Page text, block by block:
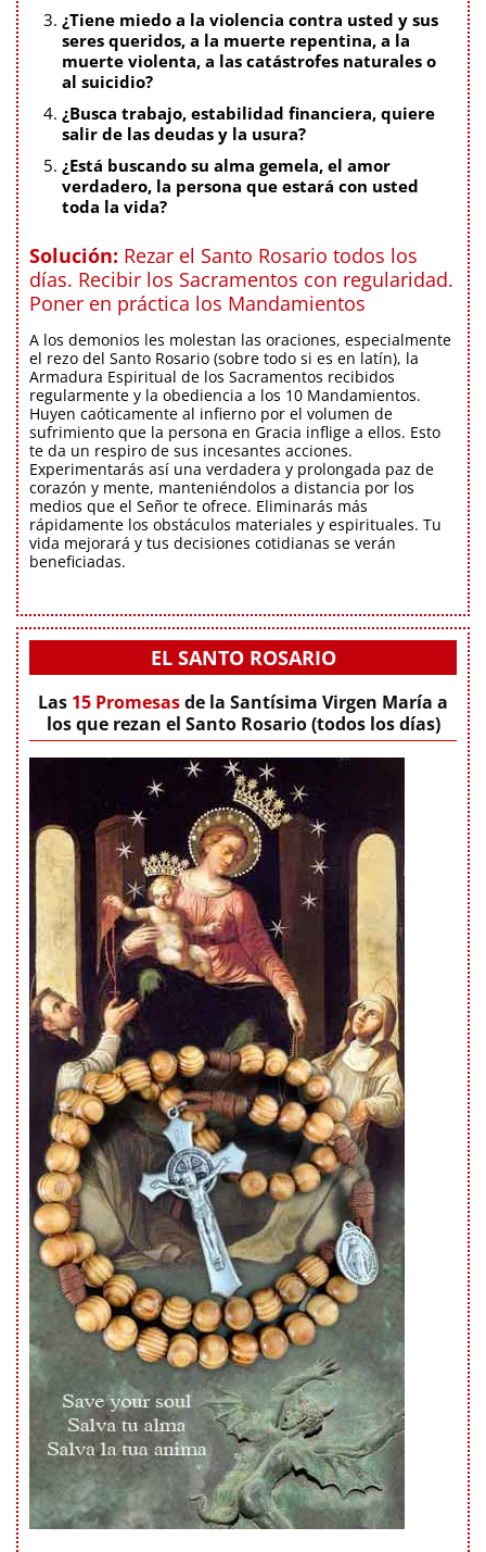
¿Tiene miedo a la violencia contra usted y sus
seres queridos, a la muerte repentina, a la
muerte violenta, a las catástrofes naturales o
al suicidio?
¿Busca trabajo, estabilidad financiera, quiere
salir de las deudas y la usura?
¿Está buscando su alma gemela, el amor
verdadero, la persona que estará con usted
toda la vida?
Solución: Rezar el Santo Rosario todos los
días. Recibir los Sacramentos con regularidad.
Poner en práctica los Mandamientos
A los demonios les molestan las oraciones, especialmente
el rezo del Santo Rosario (sobre todo si es en latín), la
Armadura Espiritual de los Sacramentos recibidos
regularmente y la obediencia a los 10 Mandamientos.
Huyen caóticamente al infierno por el volumen de
sufrimiento que la persona en Gracia inflige a ellos. Esto
te da un respiro de sus incesantes acciones.
Experimentarás así una verdadera y prolongada paz de
corazón y mente, manteniéndolos a distancia por los
medios que el Señor te ofrece. Eliminarás más
rápidamente los obstáculos materiales y espirituales. Tu
vida mejorará y tus decisiones cotidianas se verán
beneficiadas.
EL SANTO ROSARIO
Las 15 Promesasde la Santísima Virgen María a
los que rezan el Santo Rosario (todos los días)